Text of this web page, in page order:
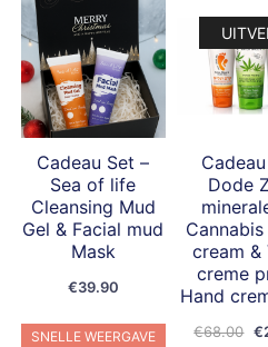
Cadeau Set –
Sea of life
Cleansing Mud
Gel & Facial mud
Mask
€39.90
SNELLE WEERGAVE
Dode
cream &
creme
Hand
€68.00 €